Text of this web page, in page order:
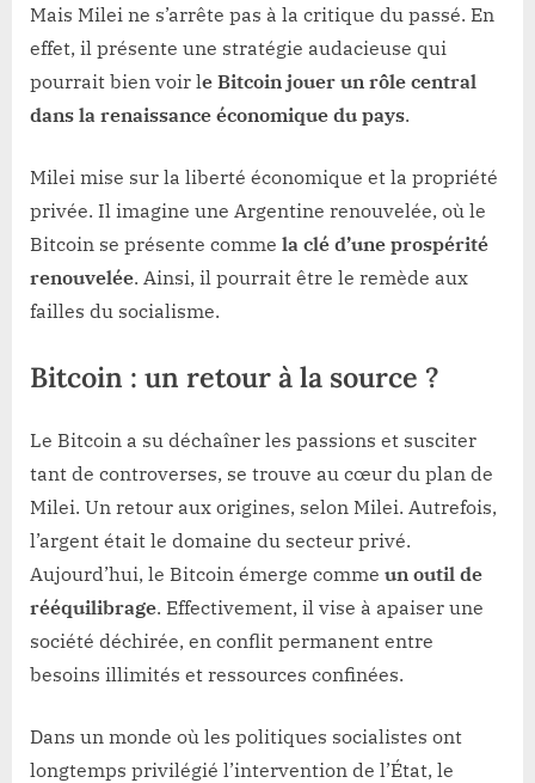
Mais Milei ne s’arrête pas à la critique du passé. En
effet, il présente une stratégie audacieuse qui
pourrait bien voir le Bitcoin jouer un rôle central
dans la renaissance économique du pays.
Milei mise sur la liberté économique et la propriété
privée. Il imagine une Argentine renouvelée, où le
Bitcoin se présente comme la clé d’une prospérité
renouvelée. Ainsi, il pourrait être le remède aux
failles du socialisme.
Bitcoin : un retour à la source ?
Le Bitcoin a su déchaîner les passions et susciter
tant de controverses, se trouve au cœur du plan de
Milei. Un retour aux origines, selon Milei. Autrefois,
l’argent était le domaine du secteur privé.
Aujourd’hui, le Bitcoin émerge comme un outil de
rééquilibrage. Effectivement, il vise à apaiser une
société déchirée, en conflit permanent entre
besoins illimités et ressources confinées.
Dans un monde où les politiques socialistes ont
longtemps privilégié l’intervention de l’État, le